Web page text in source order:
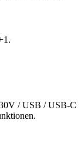
/ USB / USB-C